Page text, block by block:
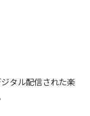
ジタル配信された楽